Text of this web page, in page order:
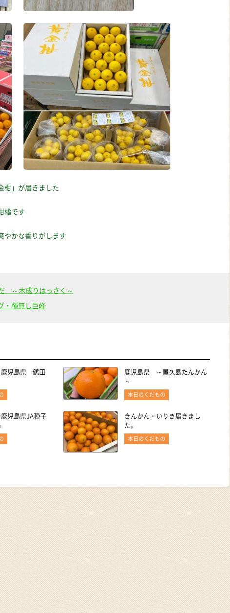
柑」が届きました
橘です
やかな香りがします
～木成りはっさく～
・種無し巨峰
児島県 鶴田
鹿児島県 ～屋久島たんかん
～
本日のくだもの
児島県JA種子
きんかん・いりき届きまし
た。
本日のくだもの